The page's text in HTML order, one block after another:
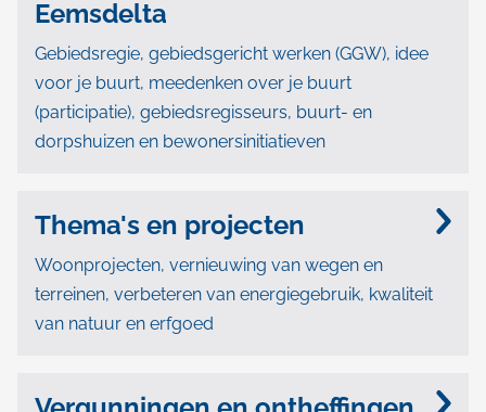
Eemsdelta
Gebiedsregie, gebiedsgericht werken (GGW), idee
voor je buurt, meedenken over je buurt
(participatie), gebiedsregisseurs, buurt- en
dorpshuizen en bewonersinitiatieven
Thema's en projecten
Woonprojecten, vernieuwing van wegen en
terreinen, verbeteren van energiegebruik, kwaliteit
van natuur en erfgoed